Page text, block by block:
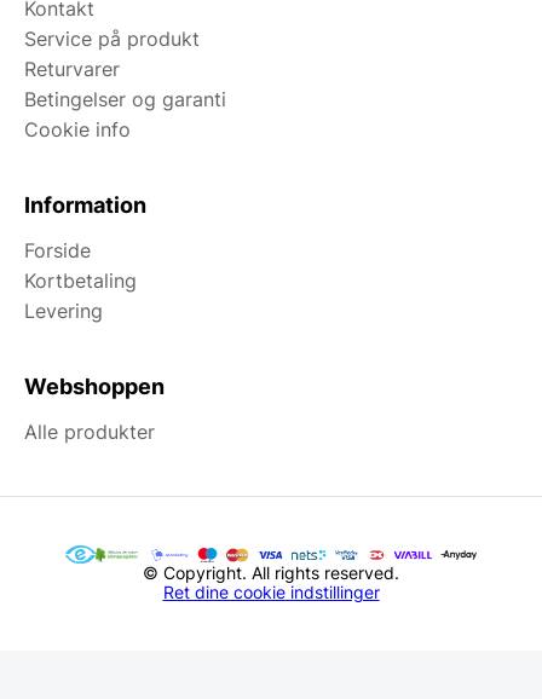
Kontakt
Service på produkt
Returvarer
Betingelser og garanti
Cookie info
Information
Forside
Kortbetaling
Levering
Webshoppen
Alle produkter
© Copyright. All rights reserved.
Ret dine cookie indstillinger